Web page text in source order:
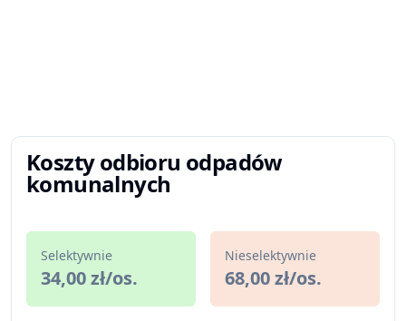
Koszty odbioru odpadów
komunalnych
Selektywnie
34,00 zł/os.
Nieselektywnie
68,00 zł/os.